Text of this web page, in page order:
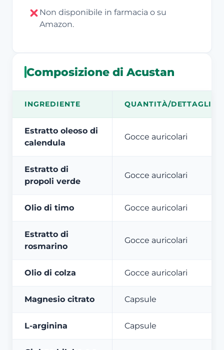
Non disponibile in farmacia o su
Amazon.
Composizione di Acustan
INGREDIENTE QUANTITÀ/DETTAGLIO
Estratto oleoso di
calendula
Gocce auricolari
Estratto di
propoli verde
Gocce auricolari
Olio di timo Gocce auricolari
Estratto di
rosmarino
Gocce auricolari
Olio di colza Gocce auricolari
Magnesio citrato Capsule
L-arginina Capsule